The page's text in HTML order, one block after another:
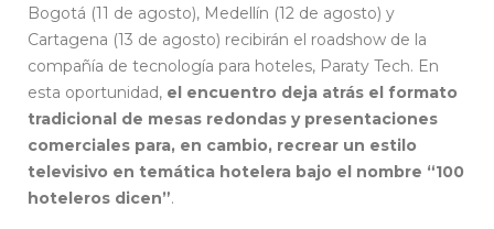
Bogotá (11 de agosto), Medellín (12 de agosto) y
Cartagena (13 de agosto) recibirán el roadshow de la
compañía de tecnología para hoteles, Paraty Tech. En
esta oportunidad, el encuentro deja atrás el formato
tradicional de mesas redondas y presentaciones
comerciales para, en cambio, recrear un estilo
televisivo en temática hotelera bajo el nombre “100
hoteleros dicen”.